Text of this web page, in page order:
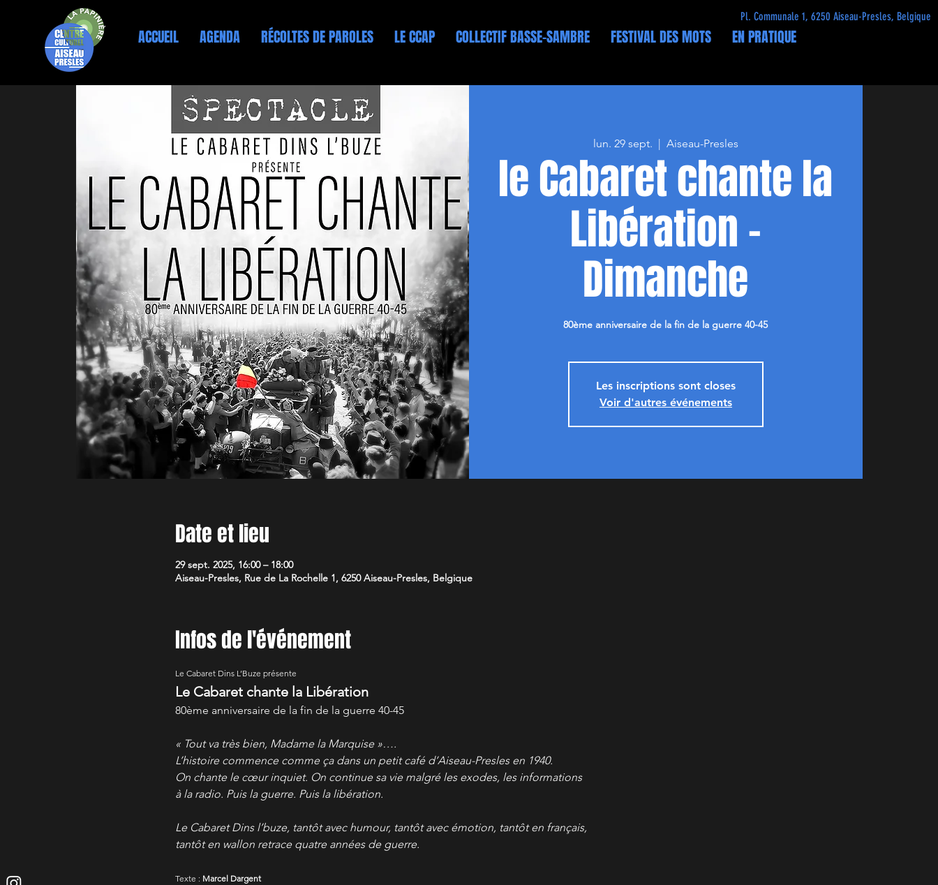
ACCUEIL AGENDA RÉCOLTES DE PAROLES LE CCAP COLLECTIF BASSE-SAMBRE FESTIVAL DES MOTS EN PRATIQUE
Pl. Communale 1, 6250 Aiseau-Presles, Belgique
lun. 29 sept.
  |
Aiseau-Presles
le Cabaret chante la
Libération -
Dimanche
80ème anniversaire de la fin de la guerre 40-45
Les inscriptions sont closes
Voir d'autres événements
Date et lieu
29 sept. 2025, 16:00 – 18:00
Aiseau-Presles, Rue de La Rochelle 1, 6250 Aiseau-Presles, Belgique
Infos de l'événement
Le Cabaret Dins L’Buze présente
Le Cabaret chante la Libération
80ème anniversaire de la fin de la guerre 40-45
« Tout va très bien, Madame la Marquise »….
L’histoire commence comme ça dans un petit café d’Aiseau-Presles en 1940.
On chante le cœur inquiet. On continue sa vie malgré les exodes, les informations
à la radio. Puis la guerre. Puis la libération.
Le Cabaret Dins l’buze, tantôt avec humour, tantôt avec émotion, tantôt en français,
tantôt en wallon retrace quatre années de guerre.
Texte : Marcel Dargent